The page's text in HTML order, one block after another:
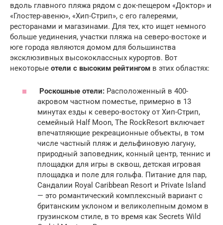
вдоль главного пляжа рядом с док-пещером «Доктор» и
«Глостер-авеню», «Хип-Стрип», с его галереями,
ресторанами и магазинами. Для тех, кто ищет немного
больше уединения, участки пляжа на северо-востоке и
юге города являются домом для большинства
эксклюзивных высококлассных курортов. Вот
некоторые отели с высоким рейтингом в этих областях:
Роскошные отели: Расположенный в 400-
акровом частном поместье, примерно в 13
минутах езды к северо-востоку от Хип-Стрип,
семейный Half Moon, The RockResort включает
впечатляющие рекреационные объекты, в том
числе частный пляж и дельфиновую лагуну,
природный заповедник, конный центр, теннис и
площадки для игры в сквош, детская игровая
площадка и поле для гольфа. Питание для пар,
Сандалии Royal Caribbean Resort и Private Island
— это романтический комплексный вариант с
британским уклоном и великолепным домом в
грузинском стиле, в то время как Secrets Wild